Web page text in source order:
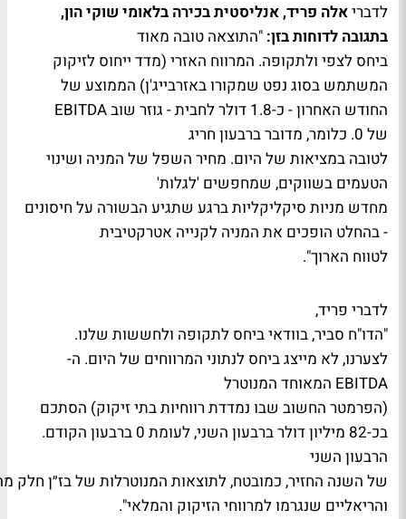
לדבריאלה פריד, אנליסטית בכירה בלאומי שוקי הון,
בתגובה לדוחות בזן: "התוצאה טובה מאוד
ביחס לצפי ולתקופה. המרווח האזרי (מדד ייחוס לזיקוק
המשתמש בסוג נפט שמקורו באזרבייג'ן) הממוצע של
החודש האחרון - כ-1.8 דולר לחבית - גוזר שוב EBITDA
של 0. כלומר, מדובר ברבעון חריג
לטובה במציאות של היום. מחיר השפל של המניה ושינוי
הטעמים בשווקים, שמחפשים 'לגלות'
מחדש מניות סיקליקליות ברגע שתגיע הבשורה על חיסונים
- בהחלט הופכים את המניה לקנייה אטרקטיבית
לטווח הארוך".
לדברי פריד,
"הדו"ח סביר, בוודאי ביחס לתקופה ולחששות שלנו.
לצערנו, לא מייצג ביחס לנתוני המרווחים של היום. ה-
EBITDA המאוחד המנוטרל
(הפרמטר החשוב שבו נמדדת רווחיות בתי זיקוק) הסתכם
בכ-82 מיליון דולר ברבעון השני, לעומת 0 ברבעון הקודם.
הרבעון השני
של השנה החזיר, כמובטח, לתוצאות המנוטרלות של בז״ן חלק
והריאליים שנגרמו למרווחי הזיקוק והמלאי".